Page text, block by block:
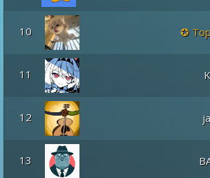
10
11
12
13